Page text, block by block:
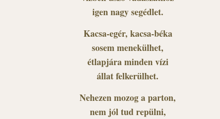
igen nagy segédlet.
Kacsa-egér, kacsa-béka
sosem menekülhet,
étlapjára minden vízi
állat felkerülhet.
Nehezen mozog a parton,
nem jól tud repülni,